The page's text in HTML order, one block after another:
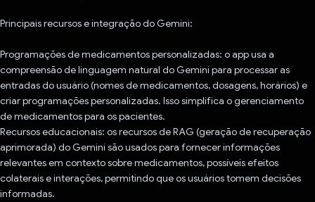
Principais recursos e integração do Gemini:
Programações de medicamentos personalizadas: o app usa a
compreensão de linguagem natural do Gemini para processar as
entradas do usuário (nomes de medicamentos, dosagens, horários) e
criar programações personalizadas. Isso simplifica o gerenciamento
de medicamentos para os pacientes.
Recursos educacionais: os recursos de RAG (geração de recuperação
aprimorada) do Gemini são usados para fornecer informações
relevantes em contexto sobre medicamentos, possíveis efeitos
colaterais e interações, permitindo que os usuários tomem decisões
informadas.